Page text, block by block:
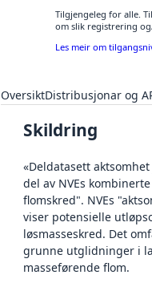
Tilgjengeleg for alle.
om slik registrering
Les meir om
OversiktDistribusjonar og
Skildring
«Deldatasett
del av NVEs
flomskred". NVEs
viser potensielle
løsmasseskred. Det
grunne utglidninger i
masseførende flom.